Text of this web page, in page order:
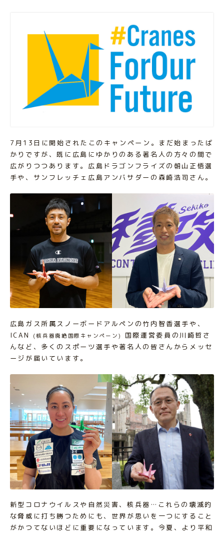
7月13日に開始されたこのキャンペーン。まだ始まったば
かりですが、既に広島にゆかりのある著名人の方々の間で
広がりつつあります。広島ドラゴンフライズの朝山正悟選
手や、サンフレッチェ広島アンバサダーの森崎浩司さん。
広島ガス所属スノーボードアルペンの竹内智香選手や、
ICAN
(核兵器廃絶国際キャンペーン)
国際運営委員の川崎哲さ
んなど、多くのスポーツ選手や著名人の皆さんからメッセ
ージが届いています。
新型コロナウイルスや自然災害、核兵器…これらの壊滅的
な脅威に打ち勝つためにも、世界が思いを一つにすること
がかつてないほどに重要になっています。今夏、より平和